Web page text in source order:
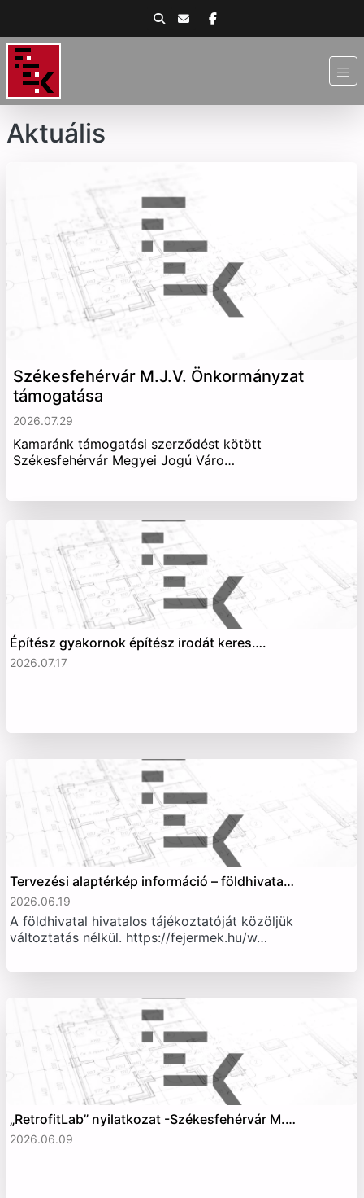
Aktuális
Székesfehérvár M.J.V. Önkormányzat
támogatása
2026.07.29
Kamaránk támogatási szerződést kötött
Székesfehérvár Megyei Jogú Váro…
Építész gyakornok építész irodát keres….
2026.07.17
Tervezési alaptérkép információ – földhivata…
2026.06.19
A földhivatal hivatalos tájékoztatóját közöljük
változtatás nélkül. https://fejermek.hu/w…
„RetrofitLab” nyilatkozat -Székesfehérvár M.…
2026.06.09